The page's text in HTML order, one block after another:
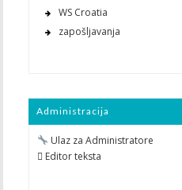
WS Croatia
zapošljavanja
Administracija
Ulaz za Administratore
 Editor teksta